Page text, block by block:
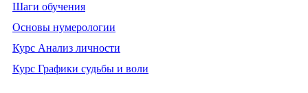
Шаги обучения
Основы нумерологии
Курс Анализ личности
Курс Графики судьбы и воли